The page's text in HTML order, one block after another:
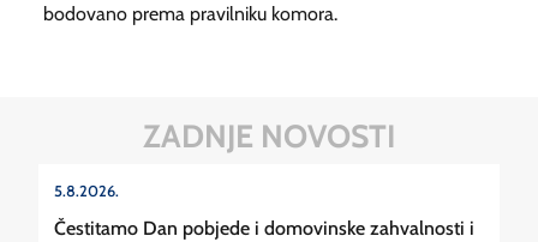
bodovano prema pravilniku komora.
ZADNJE NOVOSTI
5.8.2026.
Čestitamo Dan pobjede i domovinske zahvalnosti i